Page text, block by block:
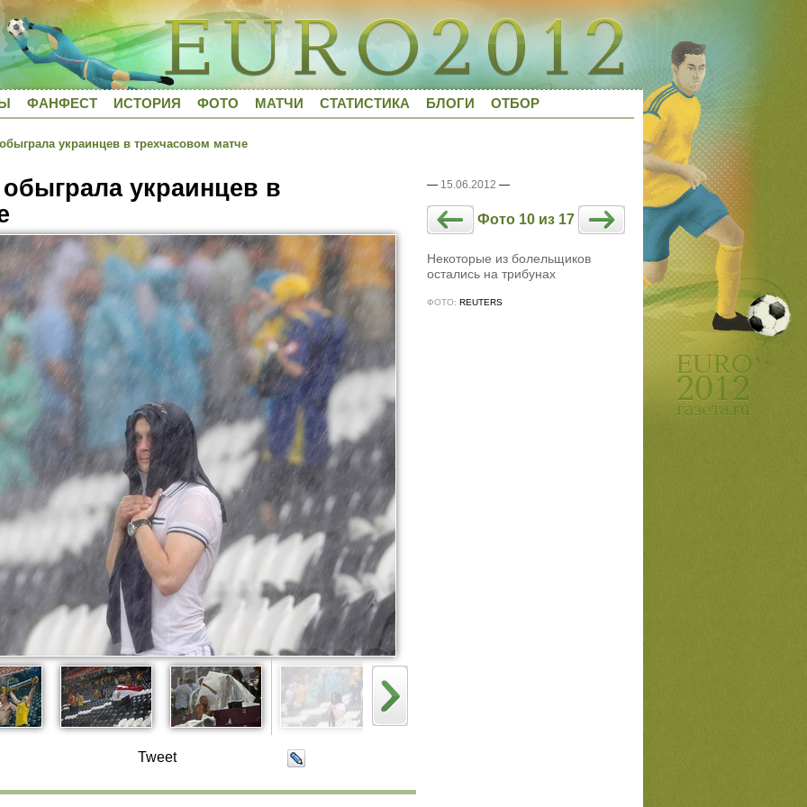
ФАНФЕСТ ИСТОРИЯ ФОТО МАТЧИ СТАТИСТИКА БЛОГИ ОТБОР
украинцев в трехчасовом матче
украинцев в
Tweet
— 15.06.2012 —
Фото 10 из 17
Некоторые из болельщиков
остались на трибунах
ФОТО: REUTERS